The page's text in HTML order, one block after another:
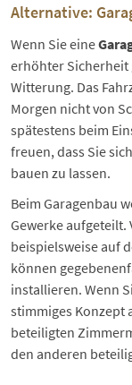
Alternative:
Wenn Sie eine
erhöhter Sicherheit
Witterung. Das
Morgen nicht von
spätestens beim
freuen, dass Sie
bauen zu lassen.
Beim Garagenbau
Gewerke aufgeteilt.
beispielsweise auf
können
installieren. Wenn
stimmiges Konzept
beteiligten
den anderen